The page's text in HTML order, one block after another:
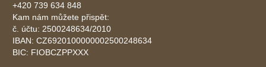
+420 739 634 848
Kam nám můžete přispět:
č. účtu: 2500248634/2010
IBAN: CZ6920100000002500248634
BIC: FIOBCZPPXXX